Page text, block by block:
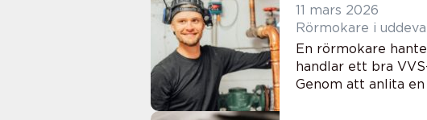
11 mars 2026
En rörmokare
handlar ett bra
Genom att anlita